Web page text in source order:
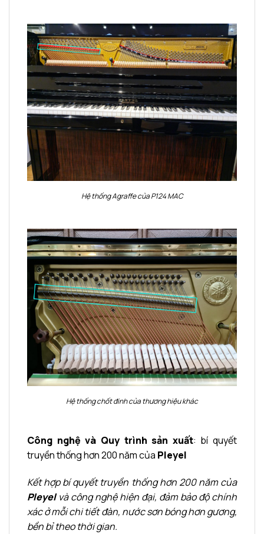
Hệ thống Agraffe của P124 MAC
Hệ thống chốt đinh của thương hiệu khác
Công nghệ và Quy trình sản xuất: bí quyết
truyền thống hơn 200 năm của Pleyel
Kết hợp bí quyết truyền thống hơn 200 năm của
Pleyelvà công nghệ hiện đại, đảm bảo độ chính
xác ở mỗi chi tiết đàn, nước sơn bóng hơn gương,
bền bỉ theo thời gian.